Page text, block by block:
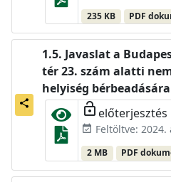
235 KB PDF
share
Javaslat a
tér 23. szám alatti
helyiség bérbeadására
lock_open előterjesztés
event_available Feltöltve:
2 MB PDF